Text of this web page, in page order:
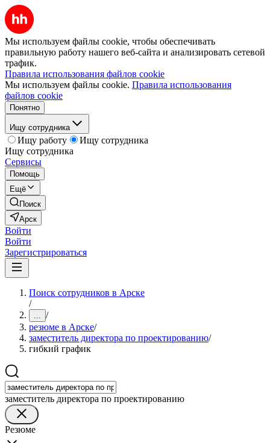
Мы используем файлы cookie, чтобы обеспечивать
правильную работу нашего веб-сайта и анализировать сетевой
трафик.
Правила использования файлов cookie
Мы используем файлы cookie. Правила использования
файлов cookie
Понятно
Ищу сотрудника
Ищу работу
Ищу сотрудника
Ищу сотрудника
Сервисы
Помощь
Ещё
Поиск
Арск
Войти
Войти
Зарегистрироваться
Поиск сотрудников в Арске
/
... /
резюме в Арске/
заместитель директора по проектированию/
гибкий график
заместитель директора по проектированию
Резюме